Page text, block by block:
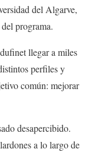
del Algarve,
programa.
llegar a miles
perfiles y
común: mejorar
desapercibido.
a lo largo de